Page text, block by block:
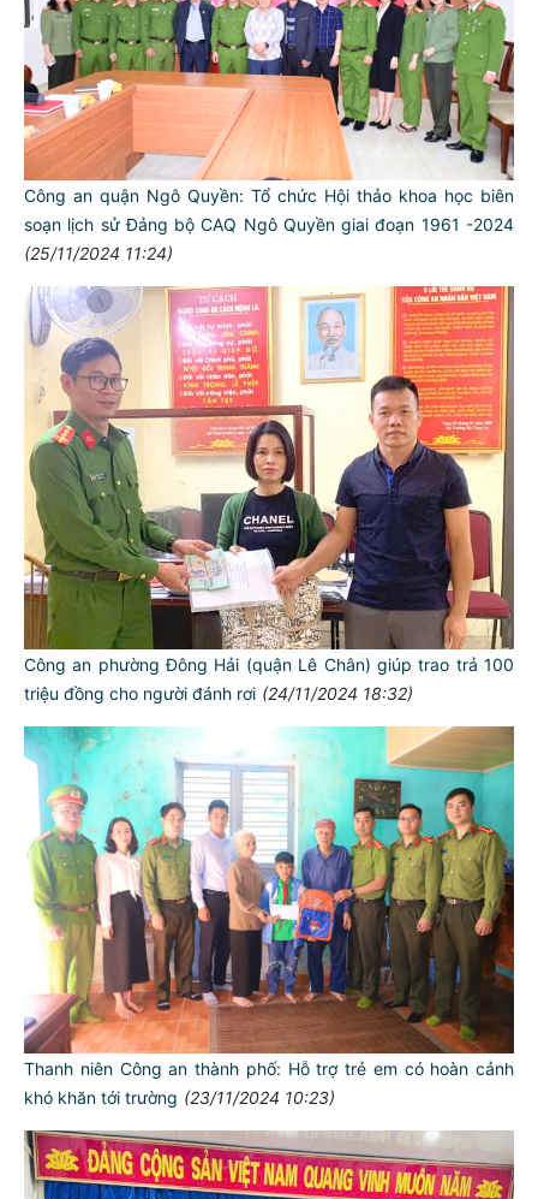
Công an quận Ngô Quyền: Tổ chức Hội thảo khoa học biên
soạn lịch sử Đảng bộ CAQ Ngô Quyền giai đoạn 1961 -2024
(25/11/2024 11:24)
Công an phường Đông Hải (quận Lê Chân) giúp trao trả 100
triệu đồng cho người đánh rơi (24/11/2024 18:32)
Thanh niên Công an thành phố: Hỗ trợ trẻ em có hoàn cảnh
khó khăn tới trường (23/11/2024 10:23)